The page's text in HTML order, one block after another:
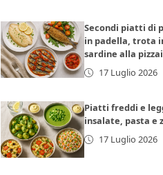
Secondi piatti di
in padella, trota
sardine alla
17 Luglio 2026
Piatti freddi e
insalate, pasta e
17 Luglio 2026